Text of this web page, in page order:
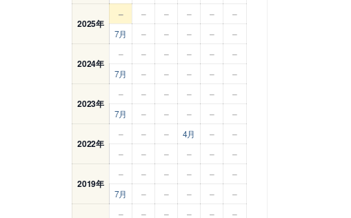
2025年
– – – – –
–
7月
– – – – –
2024年
– – – – –
–
7月
– – – – –
2023年
– – – – –
–
7月
– – – – –
2022年
– – – 4月 –
–
–
– – – – –
2019年
– – – – –
–
7月
– – – – –
– – – – –
–